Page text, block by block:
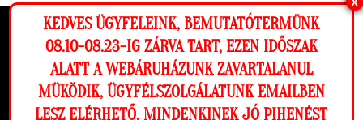
Ez a weboldal cookie-kat használ, hogy a
lehető legjobb élményt nyújtsa honlapunkon.
Beállítások
Az online fizetést a Barion Payment Zrt. biztosítja, MNB engedély
száma: H-EN-I-1064/2013
KEDVES ÜGYFELEINK, BEMUTATÓTERMÜNK
08.10-08.23-IG ZÁRVA TART, EZEN IDŐSZAK
ALATT A WEBÁRUHÁZUNK ZAVARTALANUL
MÜKÖDIK, ÜGYFÉLSZOLGÁLATUNK EMAILBEN
LESZ ELÉRHETŐ. MINDENKINEK JÓ PIHENÉST